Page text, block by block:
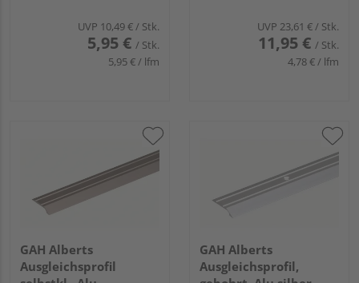
1000x24,5x10x1,5mm
UVP 10,49 €/ Stk.
5,95 € / Stk.
5,95 € / lfm
UVP 23,61 €/ Stk.
11,95 € / Stk.
4,78 € / lfm
GAH Alberts
Ausgleichsprofil
GAH Alberts
Ausgleichsprofil,